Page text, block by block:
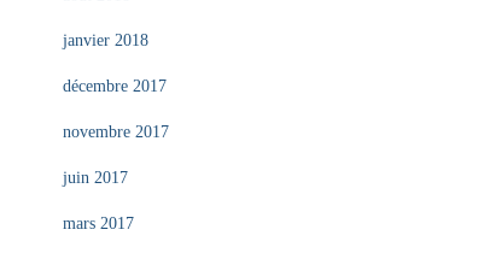
janvier 2018
décembre 2017
novembre 2017
juin 2017
mars 2017